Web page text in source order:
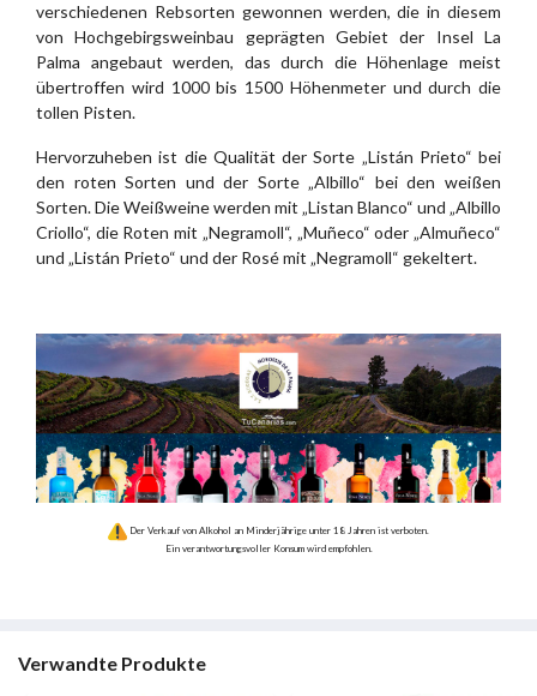
verschiedenen Rebsorten gewonnen werden, die in diesem
von Hochgebirgsweinbau geprägten Gebiet der Insel La
Palma angebaut werden, das durch die Höhenlage meist
übertroffen wird 1000 bis 1500 Höhenmeter und durch die
tollen Pisten.
Hervorzuheben ist die Qualität der Sorte „Listán Prieto“ bei
den roten Sorten und der Sorte „Albillo“ bei den weißen
Sorten. Die Weißweine werden mit „Listan Blanco“ und „Albillo
Criollo“, die Roten mit „Negramoll“, „Muñeco“ oder „Almuñeco“
und „Listán Prieto“ und der Rosé mit „Negramoll“ gekeltert.
Der Verkauf von Alkohol an Minderjährige unter 18 Jahren ist verboten.
Ein verantwortungsvoller Konsum wird empfohlen.
Verwandte Produkte